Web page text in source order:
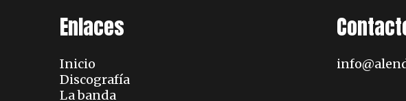
r
i
e
s
Enlaces
Inicio
Discografía
La banda